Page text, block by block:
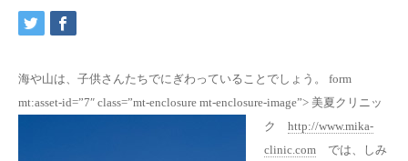
海や山は、子供さんたちでにぎわっていることでしょう。 form
mt:asset-id=”7″ class=”mt-enclosure mt-enclosure-image”> 美夏クリニッ
ク http://www.mika-
clinic.com では、しみ
アクセス
メールで相談